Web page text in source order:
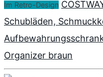
Im Retro-Design
Schubläden,
Organizer braun